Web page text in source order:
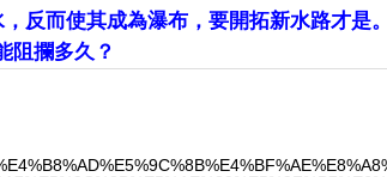
反而使其成為瀑布，要開拓新水路才
阻攔多久？